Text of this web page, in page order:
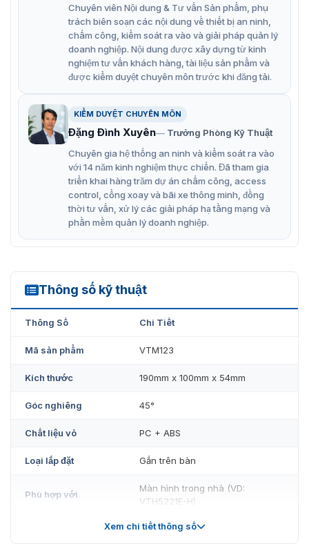
sau hoặc dưới đáy của giá đỡ để đảm bảo gọn gàng.
Lắp đặt tay cầm VTH: Đặt tay cầm VTH theo khe ở
phía trên của giá đỡ kim loại và lắp đặt vào giá đỡ.
Chuyên viên Nội dung & Tư vấn Sản phẩm, phụ
trách biên soạn các nội dung về thiết bị an ninh,
chấm công, kiểm soát ra vào và giải pháp quản lý
doanh nghiệp. Nội dung được xây dựng từ kinh
nghiệm tư vấn khách hàng, tài liệu sản phẩm và
được kiểm duyệt chuyên môn trước khi đăng tải.
KIỂM DUYỆT CHUYÊN MÔN
Đặng Đình Xuyên
Trưởng Phòng Kỹ Thuật
Chuyên gia hệ thống an ninh và kiểm soát ra vào
với 14 năm kinh nghiệm thực chiến. Đã tham gia
triển khai hàng trăm dự án chấm công, access
control, cổng xoay và bãi xe thông minh, đồng
thời tư vấn, xử lý các giải pháp hạ tầng mạng và
phần mềm quản lý doanh nghiệp.
Thông số kỹ thuật
VTM123
Thông Số Chi Tiết
Mã sản phẩm VTM123
Kích thước 190mm x 100mm x 54mm
Góc nghiêng 45°
Chất liệu vỏ PC + ABS
Loại lắp đặt Gắn trên bàn
Phù hợp với
Màn hình trong nhà (VD:
VTH5221E-H)
1.1 kg (2.43 lb)
Xem chi tiết thông số